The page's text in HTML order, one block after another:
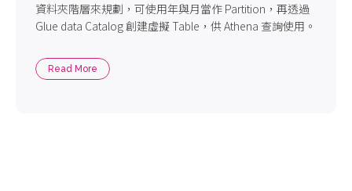
資料夾階層來規劃，可使用年與月當作 Partition，再透過
Glue data Catalog 創建虛擬 Table，供 Athena 查詢使用。
Read More